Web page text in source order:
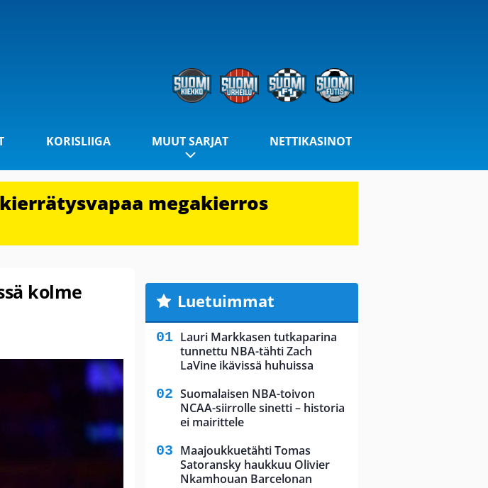
KORISLIIGA MUUT SARJAT NETTIKASINOT
megakierros
kolme
Luetuimmat
Lauri Markkasen tutkaparina
tunnettu NBA-tähti Zach
LaVine ikävissä huhuissa
Suomalaisen NBA-toivon
NCAA-siirrolle sinetti – historia
ei mairittele
Maajoukkuetähti Tomas
Satoransky haukkuu Olivier
Nkamhouan Barcelonan